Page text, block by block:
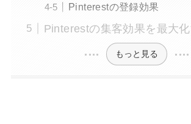
Pinterestの登録効果
Pinterestの集客効果を最大
もっと見る